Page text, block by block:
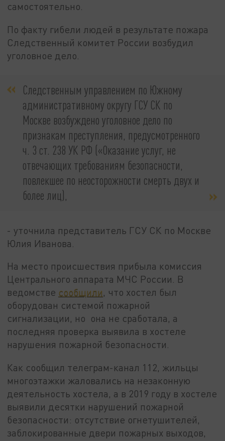
самостоятельно.
По факту гибели людей в результате пожара
Следственный комитет России возбудил
уголовное дело.
Следственным управлением по Южному
административному округу ГСУ СК по
Москве возбуждено уголовное дело по
признакам преступления, предусмотренного
ч. 3 ст. 238 УК РФ («Оказание услуг, не
отвечающих требованиям безопасности,
повлекшее по неосторожности смерть двух и
более лиц),
- уточнила представитель ГСУ СК по Москве
Юлия Иванова.
На место происшествия прибыла комиссия
Центрального аппарата МЧС России. В
ведомстве сообщили, что хостел был
оборудован системой пожарной
сигнализации, но она не сработала, а
последняя проверка выявила в хостеле
нарушения пожарной безопасности.
Как сообщил телеграм-канал 112, жильцы
многоэтажки жаловались на незаконную
деятельность хостела, а в 2019 году в хостеле
выявили десятки нарушений пожарной
безопасности: отсутствие огнетушителей,
заблокированные двери пожарных выходов,